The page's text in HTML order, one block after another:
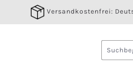
Versandkostenfrei: